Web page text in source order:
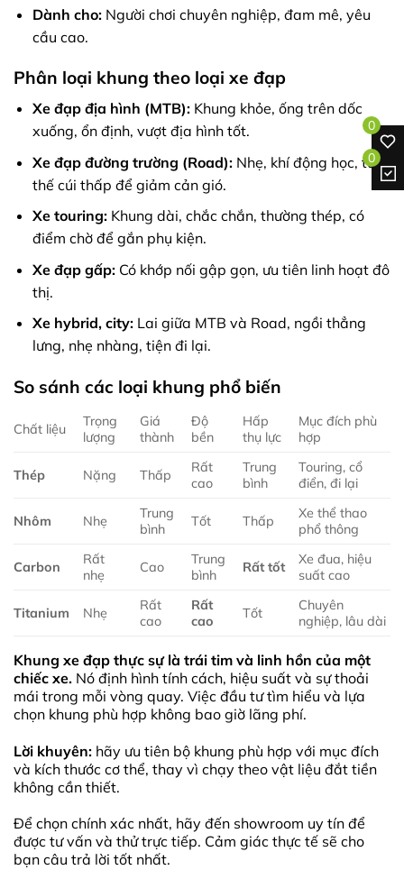
Dành cho:Người chơi chuyên nghiệp, đam mê, yêu
cầu cao.
Phân loại khung theo loại xe đạp
Xe đạp địa hình (MTB):Khung khỏe, ống trên dốc
xuống, ổn định, vượt địa hình tốt.
Xe đạp đường trường (Road):Nhẹ, khí động học, tư
thế cúi thấp để giảm cản gió.
Xe touring:Khung dài, chắc chắn, thường thép, có
điểm chờ để gắn phụ kiện.
Xe đạp gấp:Có khớp nối gập gọn, ưu tiên linh hoạt đô
thị.
Xe hybrid, city:Lai giữa MTB và Road, ngồi thẳng
lưng, nhẹ nhàng, tiện đi lại.
So sánh các loại khung phổ biến
Chất liệu
Trọng
lượng
Giá
thành
Độ
bền
Hấp
thụ lực
Mục đích phù
hợp
Thép Nặng Thấp
Rất
cao
Trung
bình
Touring, cổ
điển, đi lại
Nhôm Nhẹ
Trung
bình
Tốt Thấp
Xe thể thao
phổ thông
Carbon
Rất
nhẹ
Cao
Trung
bình
Rất tốt
Xe đua, hiệu
suất cao
Titanium Nhẹ
Rất
cao
Rất
cao
Tốt
Chuyên
nghiệp, lâu dài
Khung xe đạp thực sự là trái tim và linh hồn của một
chiếc xe. Nó định hình tính cách, hiệu suất và sự thoải
mái trong mỗi vòng quay. Việc đầu tư tìm hiểu và lựa
chọn khung phù hợp không bao giờ lãng phí.
Lời khuyên: hãy ưu tiên bộ khung phù hợp với mục đích
và kích thước cơ thể, thay vì chạy theo vật liệu đắt tiền
không cần thiết.
Để chọn chính xác nhất, hãy đến showroom uy tín để
được tư vấn và thử trực tiếp. Cảm giác thực tế sẽ cho
bạn câu trả lời tốt nhất.
0
0